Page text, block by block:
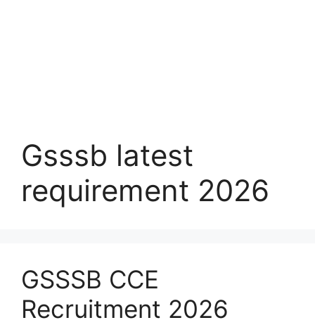
Gsssb latest
requirement 2026
GSSSB CCE
Recruitment 2026